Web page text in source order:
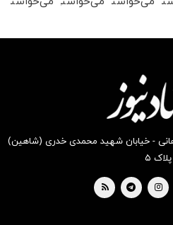
بخر !
- خیابان شهید محمدی خدری (شاهین)
پلاک ۵